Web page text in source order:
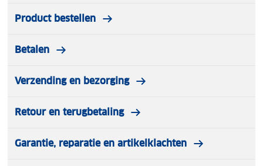
kabels
Handleiding
heb je een compacte oplader en snellader in één,
gelijktijdig opladen van meerdere apparaten.
Product bestellen
Betalen
Verzending en bezorging
Retour en terugbetaling
Garantie, reparatie en artikelklachten